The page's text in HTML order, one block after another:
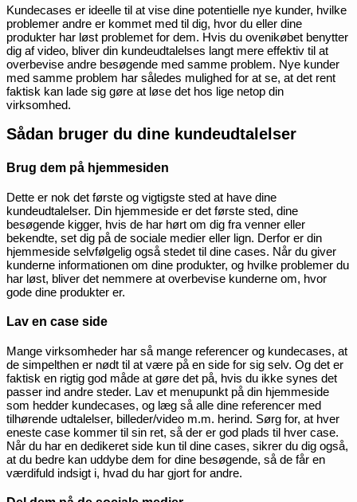
Kundecases er ideelle til at vise dine potentielle nye kunder, hvilke
problemer andre er kommet med til dig, hvor du eller dine
produkter har løst problemet for dem. Hvis du ovenikøbet benytter
dig af video, bliver din kundeudtalelses langt mere effektiv til at
overbevise andre besøgende med samme problem. Nye kunder
med samme problem har således mulighed for at se, at det rent
faktisk kan lade sig gøre at løse det hos lige netop din
virksomhed.
Sådan bruger du dine kundeudtalelser
Brug dem på hjemmesiden
Dette er nok det første og vigtigste sted at have dine
kundeudtalelser. Din hjemmeside er det første sted, dine
besøgende kigger, hvis de har hørt om dig fra venner eller
bekendte, set dig på de sociale medier eller lign. Derfor er din
hjemmeside selvfølgelig også stedet til dine cases. Når du giver
kunderne informationen om dine produkter, og hvilke problemer du
har løst, bliver det nemmere at overbevise kunderne om, hvor
gode dine produkter er.
Lav en case side
Mange virksomheder har så mange referencer og kundecases, at
de simpelthen er nødt til at være på en side for sig selv. Og det er
faktisk en rigtig god måde at gøre det på, hvis du ikke synes det
passer ind andre steder. Lav et menupunkt på din hjemmeside
som hedder kundecases, og læg så alle dine referencer med
tilhørende udtalelser, billeder/video m.m. herind. Sørg for, at hver
eneste case kommer til sin ret, så der er god plads til hver case.
Når du har en dedikeret side kun til dine cases, sikrer du dig også,
at du bedre kan uddybe dem for dine besøgende, så de får en
værdifuld indsigt i, hvad du har gjort for andre.